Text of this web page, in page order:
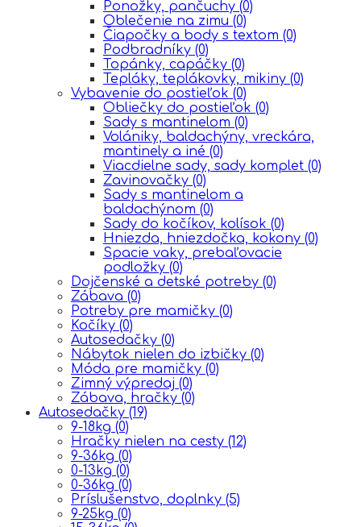
Ponožky, pančuchy (0)
Oblečenie na zimu (0)
Čiapočky a body s textom (0)
Podbradníky (0)
Topánky, capáčky (0)
Tepláky, teplákovky, mikiny (0)
Vybavenie do postieľok (0)
Obliečky do postieľok (0)
Sady s mantinelom (0)
Volániky, baldachýny, vreckára,
mantinely a iné (0)
Viacdielne sady, sady komplet (0)
Zavinovačky (0)
Sady s mantinelom a
baldachýnom (0)
Sady do kočíkov, kolísok (0)
Hniezda, hniezdočka, kokony (0)
Spacie vaky, prebaľovacie
podložky (0)
Dojčenské a detské potreby (0)
Zábava (0)
Potreby pre mamičky (0)
Kočíky (0)
Autosedačky (0)
Nábytok nielen do izbičky (0)
Móda pre mamičky (0)
Zimný výpredaj (0)
Zábava, hračky (0)
Autosedačky (19)
9-18kg (0)
Hračky nielen na cesty (12)
9-36kg (0)
0-13kg (0)
0-36kg (0)
Príslušenstvo, doplnky (5)
9-25kg (0)